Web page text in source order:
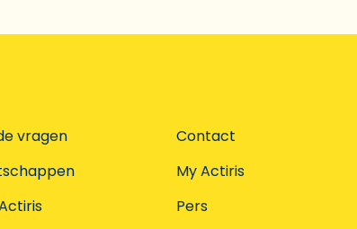
vragen
Contact
My Actiris
Pers